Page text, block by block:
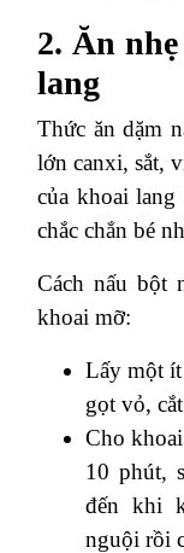
2. Ăn
lang
Thức ăn dặm
lớn canxi, sắt,
của khoai lang
chắc chắn bé
Cách nấu bột
khoai mỡ:
Lấy một
gọt vỏ,
Cho
10 phút,
đến khi
nguội rồi